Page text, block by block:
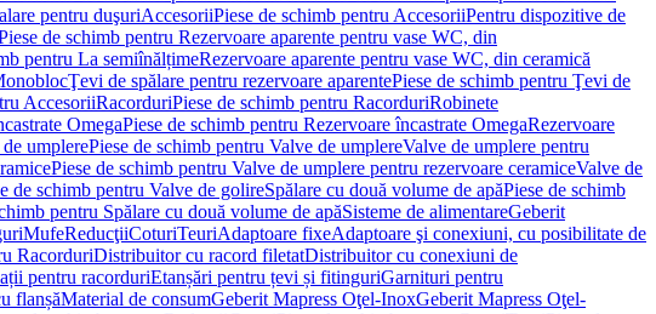
pentru duşuriAccesoriiPiese de schimb pentru AccesoriiPentru dispozitive de
de schimb pentru Rezervoare aparente pentru vase WC, din
pentru La semiînălțimeRezervoare aparente pentru vase WC, din ceramică
Ţevi de spălare pentru rezervoare aparentePiese de schimb pentru Ţevi de
AccesoriiRacorduriPiese de schimb pentru RacorduriRobinete
OmegaPiese de schimb pentru Rezervoare încastrate OmegaRezervoare
umplerePiese de schimb pentru Valve de umplereValve de umplere pentru
Piese de schimb pentru Valve de umplere pentru rezervoare ceramiceValve de
de schimb pentru Valve de golireSpălare cu două volume de apăPiese de schimb
pentru Spălare cu două volume de apăSisteme de alimentareGeberit
MufeReducţiiCoturiTeuriAdaptoare fixeAdaptoare şi conexiuni, cu posibilitate de
RacorduriDistribuitor cu racord filetatDistribuitor cu conexiuni de
pentru racorduriEtanșări pentru țevi și fitinguriGarnituri pentru
flanșăMaterial de consumGeberit Mapress Oţel-InoxGeberit Mapress Oţel-